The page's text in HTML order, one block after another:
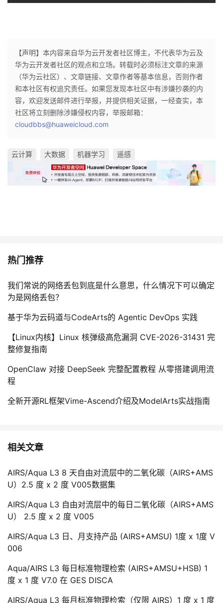
【声明】本内容来自华为云开发者社区博主，不代表华为云及
华为云开发者社区的观点和立场。转载时必须标注文章的来源
（华为云社区）、文章链接、文章作者等基本信息，否则作者
和本社区有权追究责任。如果您发现本社区中有涉嫌抄袭的内
容，欢迎发送邮件进行举报，并提供相关证据，一经查实，本
社区将立刻删除涉嫌侵权内容，举报邮箱：
cloudbbs@huaweicloud.com
云计算 大数据 机器学习 遥感
热门推荐
我们常说的网络丢包到底是什么意思，什么情况下可以确定
为是网络丢包？
基于华为云码道与CodeArts的 Agentic DevOps 实践
【Linux内核】Linux 核弹级高危漏洞 CVE-2026-31431 完
整修复指南
OpenClaw 对接 DeepSeek 完整配置教程 从零搭建调用流
程
全新开源RL框架Vime-Ascend介绍及ModelArts实战指南
相关文章
AIRS/Aqua L3 8 天自由对流层中的二氧化碳（AIRS+AMS
U）2.5 度 x 2 度 V005数据集
AIRS/Aqua L3 自由对流层中的每日二氧化碳（AIRS+AMS
U） 2.5 度 x 2 度 V005
AIRS/Aqua L3 日、月支持产品 (AIRS+AMSU) 1度 x 1度 V
006
Aqua/AIRS L3 每日标准物理检索 (AIRS+AMSU+HSB) 1
度 x 1 度 V7.0 在 GES DISCA
AIRS/Aqua L3 每月标准物理检索（仅限 AIRS）1 度 x 1 度